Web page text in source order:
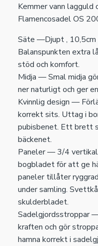
Kemmer vann lagguld
Flamencosadel OS
Säte —Djupt , 10,5cm
Balanspunkten extra
stöd och komfort.
Midja — Smal midja
ner naturligt och ger
Kvinnlig design —
korrekt sits. Uttag i
pubisbenet. Ett brett
bäckenet.
Paneler — 3/4 vertikal
bogbladet för att ge
paneler tillåter
under samling.
skulderbladet.
Sadelgjordsstroppar
kraften och gör
hamna korrekt i